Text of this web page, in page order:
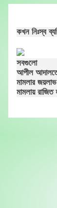
content
কখন নিঃস্ব
সবগুলো
আপীল আদালতে
মামলার
মামলায়